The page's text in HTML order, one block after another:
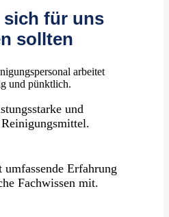
sich für uns
sollten
arbeitet
und pünktlich.
und
Erfahrung
Fachwissen mit.